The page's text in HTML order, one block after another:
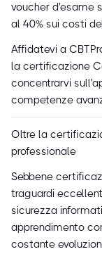
voucher d'esame
al 40% sui costi
Affidatevi a
la certificazione
concentrarvi
competenze
Oltre la
professionale
Sebbene
traguardi
sicurezza
apprendimento
costante